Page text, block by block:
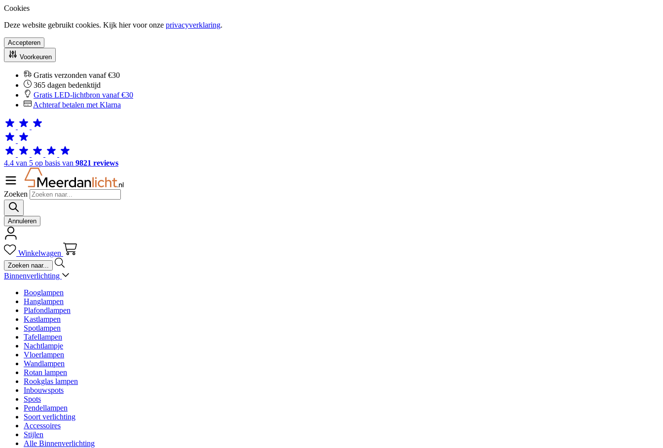
Cookies
Deze website gebruikt cookies. Kijk hier voor onze privacyverklaring.
Accepteren
Voorkeuren
Gratis verzonden vanaf €30
365 dagen bedenktijd
Gratis LED-lichtbron vanaf €30
Achteraf betalen met Klarna
4.4 van 5 op basis van 9821 reviews
Zoeken
Annuleren
Winkelwagen
Binnenverlichting
Booglampen
Hanglampen
Plafondlampen
Kastlampen
Spotlampen
Tafellampen
Nachtlampje
Vloerlampen
Wandlampen
Rotan lampen
Rookglas lampen
Inbouwspots
Spots
Pendellampen
Soort verlichting
Accessoires
Stijlen
Alle Binnenverlichting